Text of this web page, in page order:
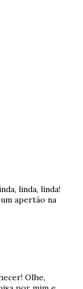
linda, linda!
apertão na
Olhe,